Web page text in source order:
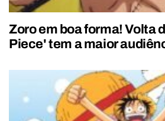
Zoro em boa forma! Volta
Piece' tem a maior